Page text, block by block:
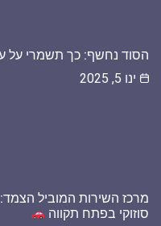
הסוד נחשף: כך תשמרי על
ינו 5, 2025
מרכז השירות המוביל
סוזוקי בפתח תקווה